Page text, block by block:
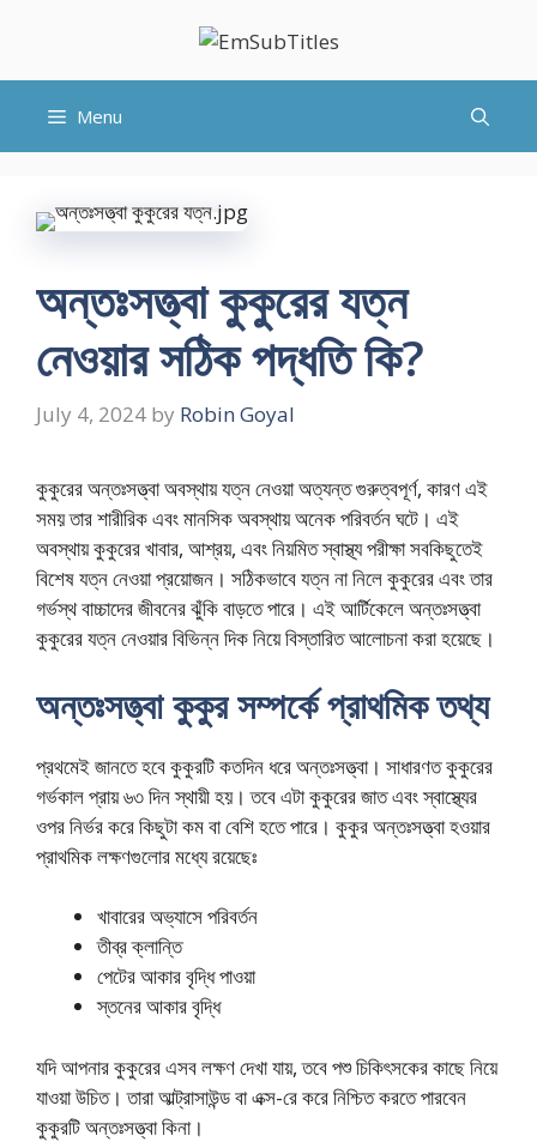
content
Menu
অন্তঃসত্ত্বা কুকুরের যত্ন
নেওয়ার সঠিক পদ্ধতি কি?
July 4, 2024 by Robin Goyal
কুকুরের অন্তঃসত্ত্বা অবস্থায় যত্ন নেওয়া অত্যন্ত গুরুত্বপূর্ণ, কারণ এই
সময় তার শারীরিক এবং মানসিক অবস্থায় অনেক পরিবর্তন ঘটে। এই
অবস্থায় কুকুরের খাবার, আশ্রয়, এবং নিয়মিত স্বাস্থ্য পরীক্ষা সবকিছুতেই
বিশেষ যত্ন নেওয়া প্রয়োজন। সঠিকভাবে যত্ন না নিলে কুকুরের এবং তার
গর্ভস্থ বাচ্চাদের জীবনের ঝুঁকি বাড়তে পারে। এই আর্টিকেলে অন্তঃসত্ত্বা
কুকুরের যত্ন নেওয়ার বিভিন্ন দিক নিয়ে বিস্তারিত আলোচনা করা হয়েছে।
অন্তঃসত্ত্বা কুকুর সম্পর্কে প্রাথমিক তথ্য
প্রথমেই জানতে হবে কুকুরটি কতদিন ধরে অন্তঃসত্ত্বা। সাধারণত কুকুরের
গর্ভকাল প্রায় ৬৩ দিন স্থায়ী হয়। তবে এটা কুকুরের জাত এবং স্বাস্থ্যের
ওপর নির্ভর করে কিছুটা কম বা বেশি হতে পারে। কুকুর অন্তঃসত্ত্বা হওয়ার
প্রাথমিক লক্ষণগুলোর মধ্যে রয়েছেঃ
খাবারের অভ্যাসে পরিবর্তন
তীব্র ক্লান্তি
পেটের আকার বৃদ্ধি পাওয়া
স্তনের আকার বৃদ্ধি
যদি আপনার কুকুরের এসব লক্ষণ দেখা যায়, তবে পশু চিকিৎসকের কাছে নিয়ে
যাওয়া উচিত। তারা আল্ট্রাসাউন্ড বা এক্স-রে করে নিশ্চিত করতে পারবেন
কুকুরটি অন্তঃসত্ত্বা কিনা।